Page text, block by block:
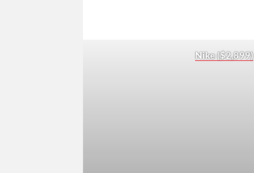
Nike ($2,899)